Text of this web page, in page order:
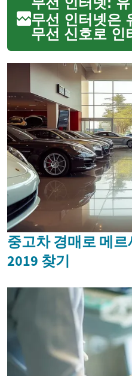
이터 관리가 중
글에서는 무선
념, 무제한
무선 인터넷은
무선 신호로 인
있게 해 주는
이동통신망
선, 와이파이
핫스팟 등 다양
며, 사용자 환
중고차 경매로 메
2019 찾기